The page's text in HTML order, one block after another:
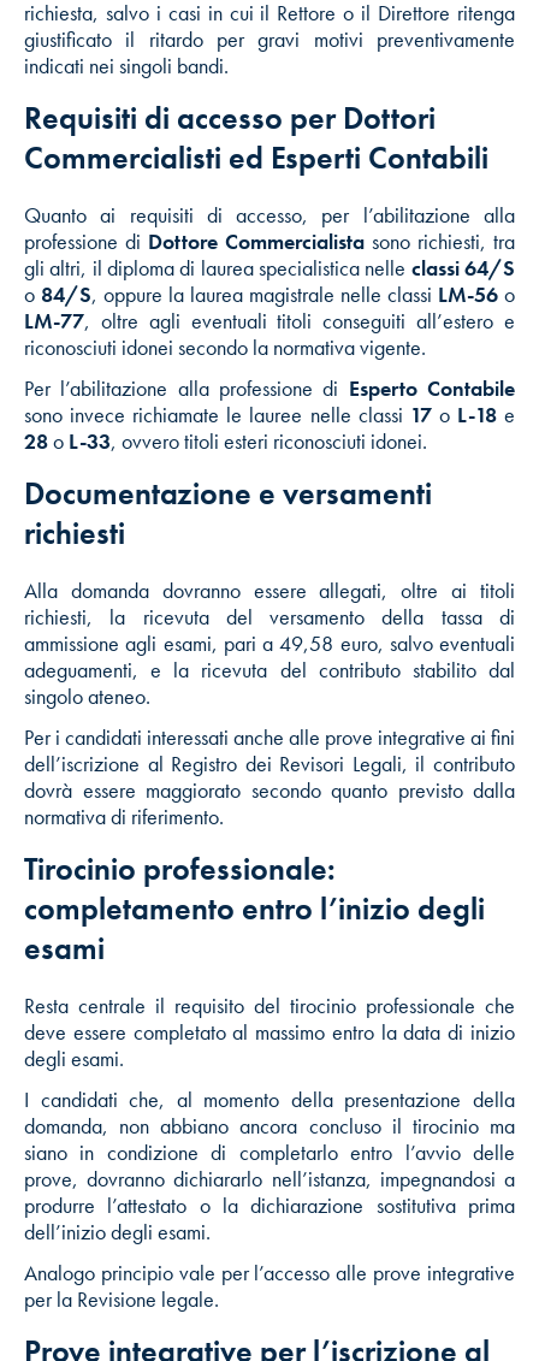
richiesta, salvo i casi in cui il Rettore o il Direttore ritenga
giustificato il ritardo per gravi motivi preventivamente
indicati nei singoli bandi.
Requisiti di accesso per Dottori
Commercialisti ed Esperti Contabili
Quanto ai requisiti di accesso, per l’abilitazione alla
professione di Dottore Commercialista sono richiesti, tra
gli altri, il diploma di laurea specialistica nelle classi 64/S
o 84/S, oppure la laurea magistrale nelle classi LM-56 o
LM-77, oltre agli eventuali titoli conseguiti all’estero e
riconosciuti idonei secondo la normativa vigente.
Per l’abilitazione alla professione di Esperto Contabile
sono invece richiamate le lauree nelle classi 17 o L-18e
28o L-33, ovvero titoli esteri riconosciuti idonei.
Documentazione e versamenti
richiesti
Alla domanda dovranno essere allegati, oltre ai titoli
richiesti, la ricevuta del versamento della tassa di
ammissione agli esami, pari a 49,58 euro, salvo eventuali
adeguamenti, e la ricevuta del contributo stabilito dal
singolo ateneo.
Per i candidati interessati anche alle prove integrative ai fini
dell’iscrizione al Registro dei Revisori Legali, il contributo
dovrà essere maggiorato secondo quanto previsto dalla
normativa di riferimento.
Tirocinio professionale:
completamento entro l’inizio degli
esami
Resta centrale il requisito del tirocinio professionale che
deve essere completato al massimo entro la data di inizio
degli esami.
I candidati che, al momento della presentazione della
domanda, non abbiano ancora concluso il tirocinio ma
siano in condizione di completarlo entro l’avvio delle
prove, dovranno dichiararlo nell’istanza, impegnandosi a
produrre l’attestato o la dichiarazione sostitutiva prima
dell’inizio degli esami.
Analogo principio vale per l’accesso alle prove integrative
per la Revisione legale.
Prove integrative per l’iscrizione al